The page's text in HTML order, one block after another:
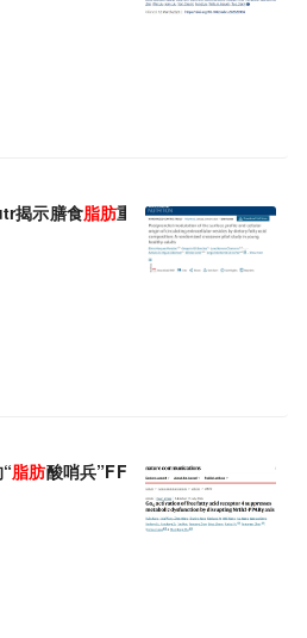
揭示膳食脂肪重塑餐后外泌体特征，
脂肪酸哨兵”FFAR4，江南大学朱升